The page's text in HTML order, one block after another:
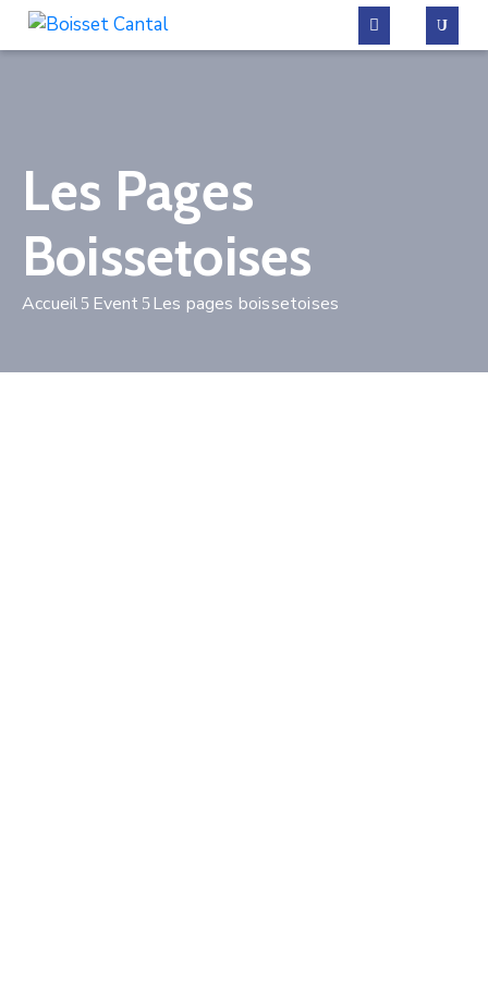
Vivre
Boisset
Démarches
Contactez-
Les Pages
Boissetoises
Accueil Event Les pages boissetoises